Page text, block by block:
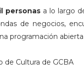
personasa lo largo
de negocios,
programación
de Cultura de GCBA